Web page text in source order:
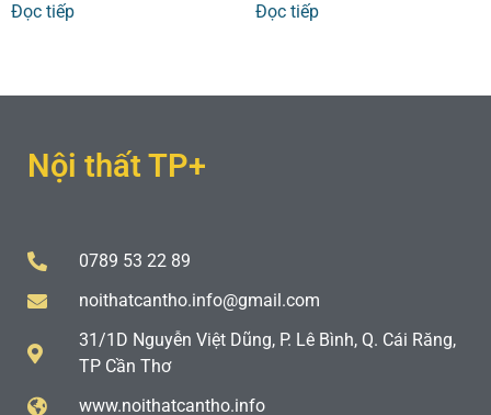
Đọc tiếp Đọc tiếp
Nội thất TP+
0789 53 22 89
noithatcantho.info@gmail.com
31/1D Nguyễn Việt Dũng, P. Lê Bình, Q. Cái Răng,
TP Cần Thơ
www.noithatcantho.info